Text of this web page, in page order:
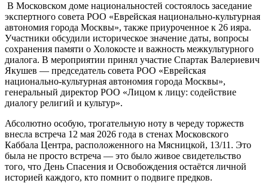
В Московском доме национальностей состоялось заседание
экспертного совета РОО «Еврейская национально-культурная
автономия города Москвы», также приуроченное к 26 ияра.
Участники обсудили историческое значение даты, вопросы
сохранения памяти о Холокосте и важность межкультурного
диалога. В мероприятии принял участие Спартак Валериевич
Якушев — председатель совета РОО «Еврейская
национально-культурная автономия города Москвы»,
генеральный директор РОО «Лицом к лицу: содействие
диалогу религий и культур».
Абсолютно особую, трогательную ноту в череду торжеств
внесла встреча 12 мая 2026 года в стенах Московского
Каббала Центра, расположенного на Мясницкой, 13/11. Это
была не просто встреча — это было живое свидетельство
того, что День Спасения и Освобождения остаётся личной
историей каждого, кто помнит о подвиге предков.